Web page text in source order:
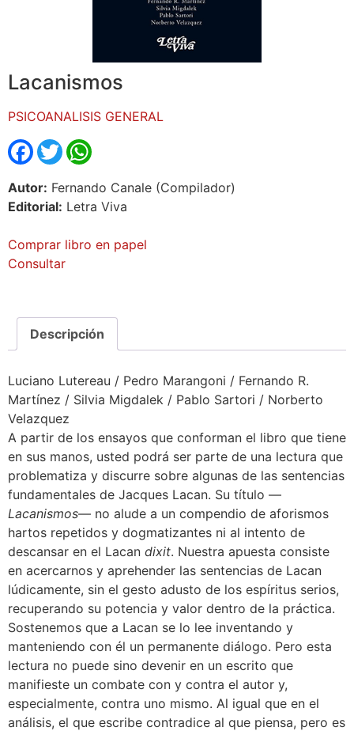
Lacanismos
PSICOANALISIS GENERAL
Facebook
Twitter
Autor: Fernando Canale (Compilador)
Editorial: Letra Viva
Comprar libro en papel
Consultar
Descripción
Luciano Lutereau / Pedro Marangoni / Fernando R.
Martínez / Silvia Migdalek / Pablo Sartori / Norberto
Velazquez
A partir de los ensayos que conforman el libro que tiene
en sus manos, usted podrá ser parte de una lectura que
problematiza y discurre sobre algunas de las sentencias
fundamentales de Jacques Lacan. Su título —
Lacanismos— no alude a un compendio de aforismos
hartos repetidos y dogmatizantes ni al intento de
descansar en el Lacan dixit. Nuestra apuesta consiste
en acercarnos y aprehender las sentencias de Lacan
lúdicamente, sin el gesto adusto de los espíritus serios,
recuperando su potencia y valor dentro de la práctica.
Sostenemos que a Lacan se lo lee inventando y
manteniendo con él un permanente diálogo. Pero esta
lectura no puede sino devenir en un escrito que
manifieste un combate con y contra el autor y,
especialmente, contra uno mismo. Al igual que en el
análisis, el que escribe contradice al que piensa, pero es